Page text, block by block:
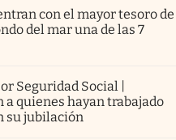
con el mayor tesoro de
del mar una de las 7
Seguridad Social |
a quienes hayan trabajado
su jubilación